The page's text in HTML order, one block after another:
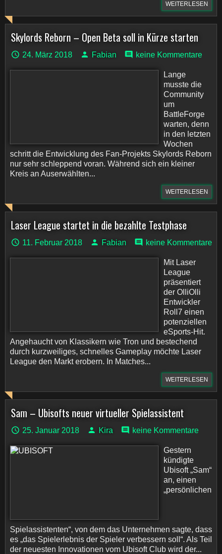
WEITERLESEN
Skylords Reborn – Open Beta soll in Kürze starten
24. März 2018 Fabian keine Kommentare
Lange
musste die
Community
um
BattleForge
warten, denn
in den letzten
Wochen
schritt die Entwicklung des Fan-Projekts Skylords Reborn
nur sehr schleppend voran. Während sich ein kleiner
Kreis an Auserwählten...
WEITERLESEN
Laser League startet in die bezahlte Testphase
11. Februar 2018 Fabian keine Kommentare
Mit Laser
League
präsentiert
der OlliOlli
Entwickler
Roll7 einen
potenziellen
eSports-Hit.
Angehaucht von Klassikern wie Tron und bestechend
durch kurzweiliges, schnelles Gameplay möchte Laser
League den Markt erobern. In Matches...
WEITERLESEN
Sam – Ubisofts neuer virtueller Spielassistent
25. Januar 2018 Kira keine Kommentare
Gestern
kündigte
Ubisoft „Sam“
an, einen
„persönlichen
Spielassistenten“, von dem das Unternehmen sagte, dass
es „das Spielerlebnis der Spieler verbessern soll“. Als Teil
der neuesten Innovationen vom Ubisoft Club wird der...